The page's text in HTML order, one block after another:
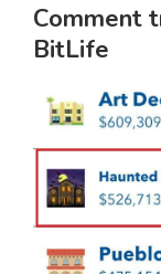
Comment
BitLife